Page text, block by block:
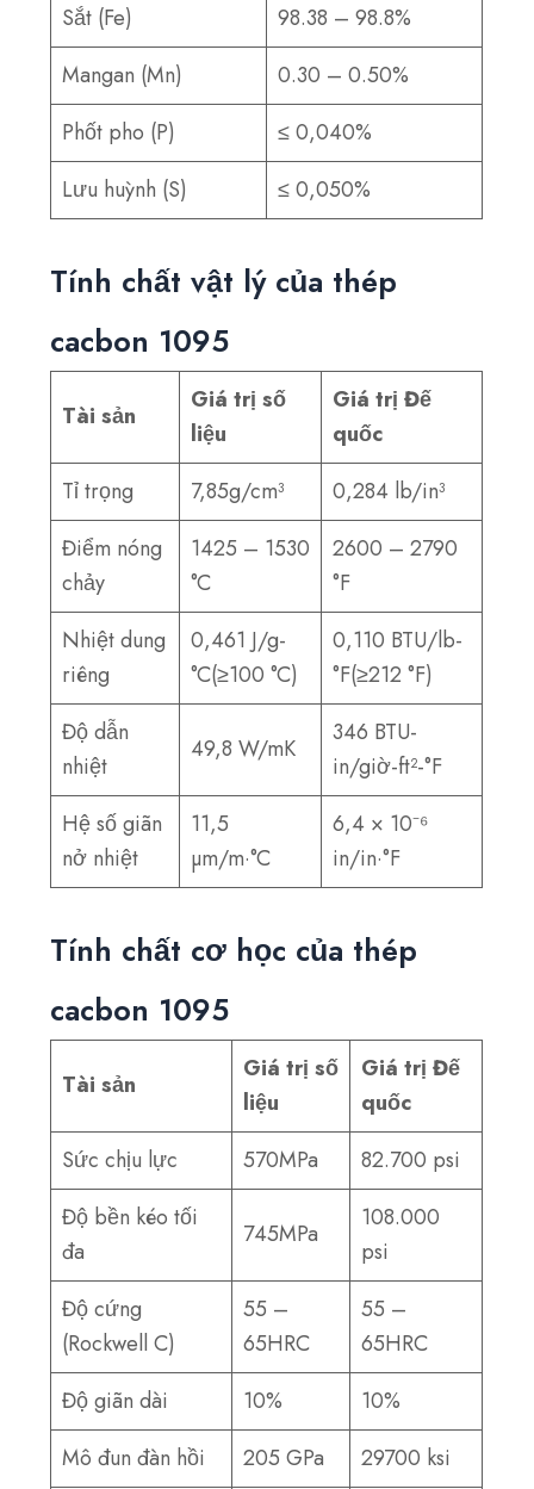
Sắt (Fe)
98.38 – 98.8%
Mangan (Mn)
0.30 – 0.50%
Phốt pho (P)
≤ 0,040%
Lưu huỳnh (S)
≤ 0,050%
Tính chất vật lý của thép
cacbon 1095
Tài sản
Giá trị số
liệu
Giá trị Đế
quốc
Tỉ trọng
7,85g/cm³
0,284 lb/in³
Điểm nóng
chảy
1425 – 1530
°C
2600 – 2790
°F
Nhiệt dung
riêng
0,461 J/g-
°C(≥100 °C)
0,110 BTU/lb-
°F(≥212 °F)
Độ dẫn
nhiệt
49,8 W/mK
346 BTU-
in/giờ-ft²-°F
Hệ số giãn
nở nhiệt
11,5
µm/m·°C
6,4 × 10⁻⁶
in/in·°F
Tính chất cơ học của thép
cacbon 1095
Tài sản
Giá trị số
liệu
Giá trị Đế
quốc
Sức chịu lực
570MPa
82.700 psi
Độ bền kéo tối
đa
745MPa
108.000
psi
Độ cứng
(Rockwell C)
55 –
65HRC
55 –
65HRC
Độ giãn dài
10%
10%
Mô đun đàn hồi
205 GPa 29700 ksi